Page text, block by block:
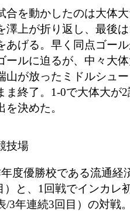
を動かしたのは大体
澤上が折り返し、最後
あげる。早く同点ゴー
ールに迫るが、中々大
山が放ったミドルシュ
ま終了。1-0で大体大が
決めた。
技場
度優勝校である流通経
）と、1回戦でインカレ
/3年連続3回目）の対戦